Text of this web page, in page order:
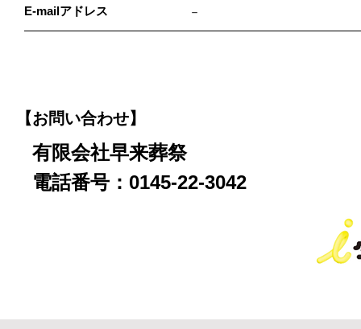
E-mailアドレス －
【お問い合わせ】
有限会社早来葬祭
電話番号：0145-22-3042